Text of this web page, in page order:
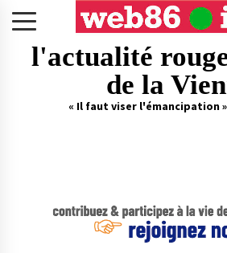
l'actualité
de la
« Il faut viser l'émancipation